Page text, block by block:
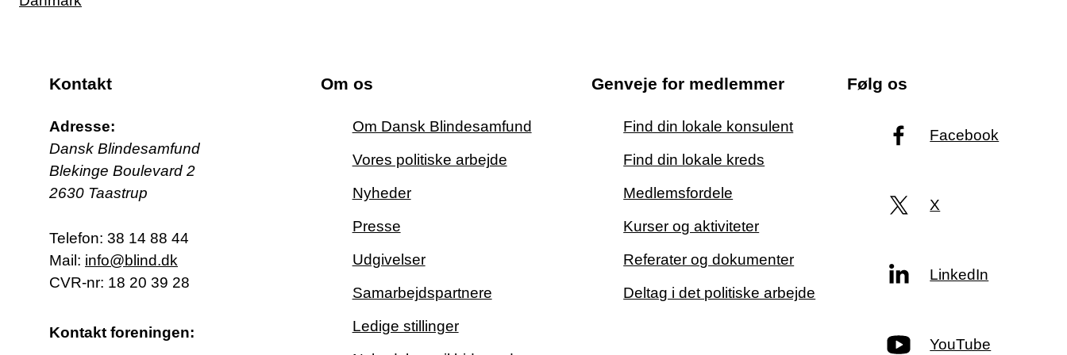
Kontakt
Adresse:
Dansk Blindesamfund
Blekinge Boulevard 2
2630 Taastrup
Telefon: 38 14 88 44
Mail: info@blind.dk
CVR-nr: 18 20 39 28
Kontakt foreningen:
Om os
Om Dansk Blindesamfund
Vores politiske arbejde
Nyheder
Presse
Udgivelser
Samarbejdspartnere
Ledige stillinger
Genveje for medlemmer
Find din lokale konsulent
Find din lokale kreds
Medlemsfordele
Kurser og aktiviteter
Referater og dokumenter
Deltag i det politiske arbejde
Følg os
Facebook
X
LinkedIn
YouTube